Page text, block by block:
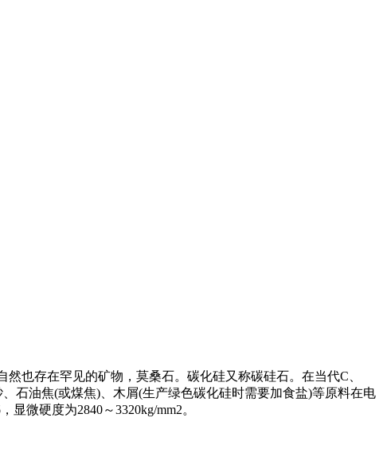
也存在罕见的矿物，莫桑石。碳化硅又称碳硅石。在当代C、
石油焦(或煤焦)、木屑(生产绿色碳化硅时需要加食盐)等原料在电
微硬度为2840～3320kg/mm2。